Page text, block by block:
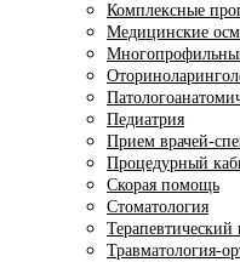
Комплексные
Медицинские
Педиатрия
Прием врачей-
Процедурный
Скорая помощь
Стоматология
Терапевтический
Травматология-